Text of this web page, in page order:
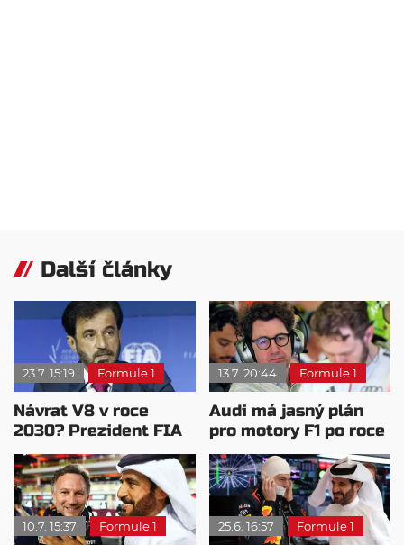
Další články
23.7. 15:19 Formule 1
Návrat V8 v roce
2030? Prezident FIA
promluvil o
budoucnosti F1
13.7. 20:44 Formule 1
Audi má jasný plán
pro motory F1 po roce
2031
10.7. 15:37 Formule 1 25.6. 16:57 Formule 1